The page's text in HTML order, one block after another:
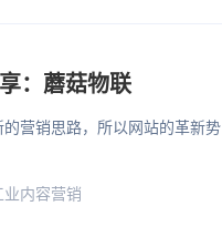
：蘑菇物联
营销思路，所以网站的革新势
业内容营销